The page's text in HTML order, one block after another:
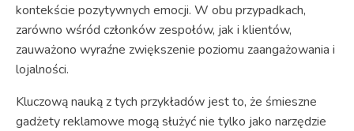
kontekście pozytywnych emocji. W obu przypadkach,
zarówno wśród członków zespołów, jak i klientów,
zauważono wyraźne zwiększenie poziomu zaangażowania i
lojalności.
Kluczową nauką z tych przykładów jest to, że śmieszne
gadżety reklamowe mogą służyć nie tylko jako narzędzie